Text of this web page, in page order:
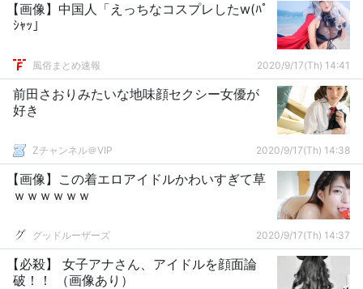
【画像】中国人「えっちなコスプレしたw(ﾊﾟ
ｼｬｯ」
風俗まとめ速報 2020/9/17(Th) 14:41
前田さおりみたいな地味顔セクシー女優が
好き
Zチャンネル＠VIP 2020/9/17(Th) 14:38
【画像】この着エロアイドルかわいすぎて草
ｗｗｗｗｗｗ
グッドルーザーズ 2020/9/17(Th) 14:37
【必殺】 女子アナさん、アイドルを顔面論
破！！ （画像あり）